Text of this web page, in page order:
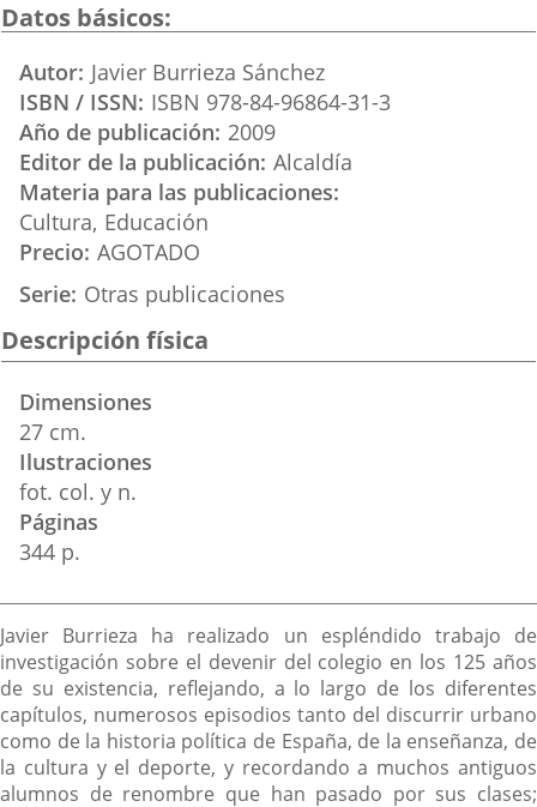
externa.externa.externa.
Datos básicos
Autor Javier Burrieza Sánchez
ISBN / ISSN ISBN 978-84-96864-31-3
Año de publicación 2009
Editor de la publicación Alcaldía
Materia para las publicaciones
Cultura Educación
Precio AGOTADO
Serie Otras publicaciones
Descripción física
Dimensiones
27 cm.
Ilustraciones
fot. col. y n.
Páginas
344 p.
Descripción
Javier Burrieza ha realizado un espléndido trabajo de
investigación sobre el devenir del colegio en los 125 años
de su existencia, reflejando, a lo largo de los diferentes
capítulos, numerosos episodios tanto del discurrir urbano
como de la historia política de España, de la enseñanza, de
la cultura y el deporte, y recordando a muchos antiguos
alumnos de renombre que han pasado por sus clases;